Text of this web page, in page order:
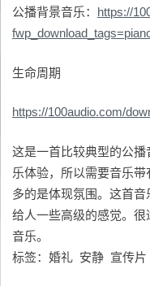
公播背景音乐： https://
生命周期
https://100audio.com/
这是一首比较典型的公
乐体验，所以需要音乐
多的是体现氛围。这首
给人一些高级的感觉。
音乐。
标签：婚礼 安静 宣传